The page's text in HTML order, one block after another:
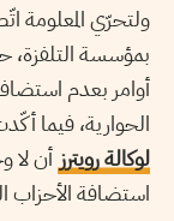
ولتحرّي المعلومة
بمؤسسة التلفزة،
أوامر بعدم
الحوارية، فيما
لوكالة رويترز أن لا
استضافة الأحزاب